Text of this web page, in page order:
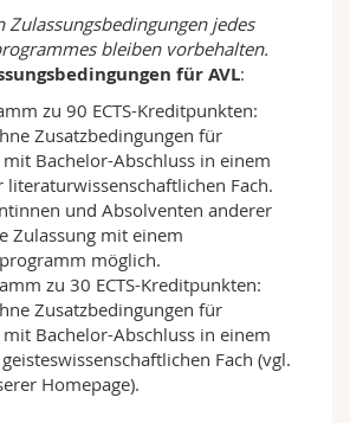
nach Traditionen und
sowie nach dem historischen
Funktions- und
der fokussierten Elemente.
Komparatistik befasst sich
Wechselwirkungen zwischen
anderen Medien. Untersucht
z.B. Fragen des Transfers von
und ästhetischen Formen
Medien.
und inhaltlich ausgewogene
umfasst Seminare und
zur europäischen Literatur von
zur Gegenwart. Hinzu kommen
Kolloquien zur
Zulassungsbedingungen jedes
bleiben vorbehalten.
für AVL:
zu 90 ECTS-Kreditpunkten:
Zusatzbedingungen für
Bachelor-Abschluss in einem
literaturwissenschaftlichen Fach.
und Absolventen anderer
Zulassung mit einem
möglich.
zu 30 ECTS-Kreditpunkten:
Zusatzbedingungen für
Bachelor-Abschluss in einem
Fach (vgl.
Homepage).